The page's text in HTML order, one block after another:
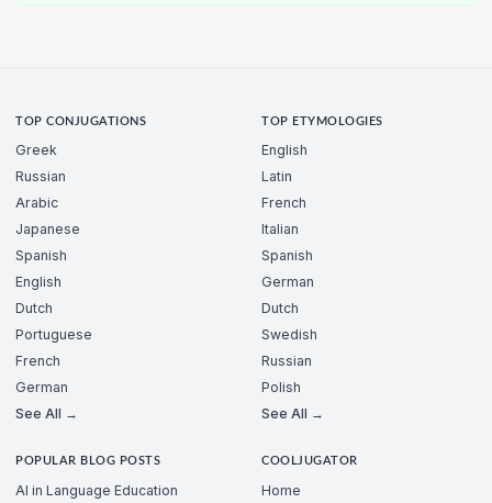
TOP CONJUGATIONS
Greek
Russian
Arabic
Japanese
Spanish
English
Dutch
Portuguese
French
German
See All →
TOP ETYMOLOGIES
English
Latin
French
Italian
Spanish
German
Dutch
Swedish
Russian
Polish
See All →
POPULAR BLOG POSTS
AI in Language Education
COOLJUGATOR
Home